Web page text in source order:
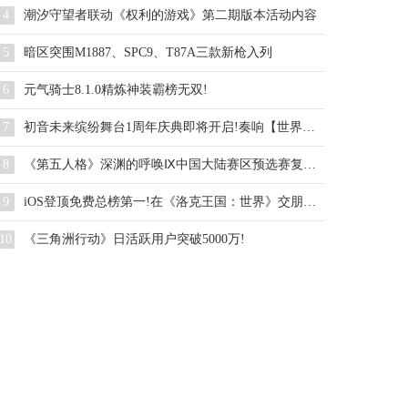
4 潮汐守望者联动《权利的游戏》第二期版本活动内容
5 暗区突围M1887、SPC9、T87A三款新枪入列
6 元气骑士8.1.0精炼神装霸榜无双!
7 初音未来缤纷舞台1周年庆典即将开启!奏响【世界】的约定
8 《第五人格》深渊的呼唤Ⅸ中国大陆赛区预选赛复活赛赛报发布
9 iOS登顶免费总榜第一!在《洛克王国：世界》交朋友原来这么简单!
10 《三角洲行动》日活跃用户突破5000万!